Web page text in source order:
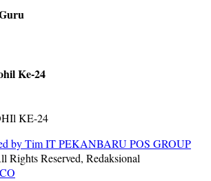
Ke-24
KE-24
byTim IT PEKANBARU POS GROUP
Reserved, Redaksional